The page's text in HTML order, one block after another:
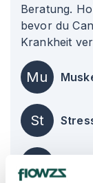
Beratung.
bevor du
Krankheit
Mu
St